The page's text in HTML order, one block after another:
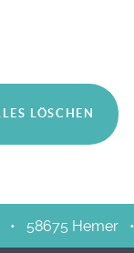
• 58675 Hemer